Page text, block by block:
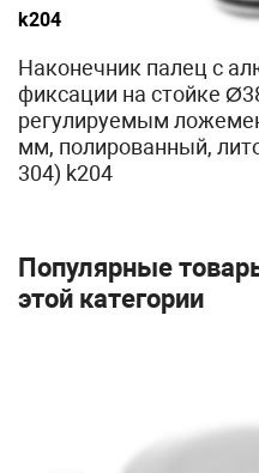
k204
Наконечник палец с
фиксации на стойке
регулируемым
мм, полированный,
304) k204
Популярные
этой категории